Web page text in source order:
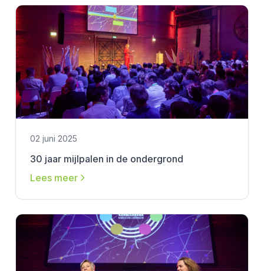
02 juni 2025
30 jaar mijlpalen in de ondergrond
Lees meer